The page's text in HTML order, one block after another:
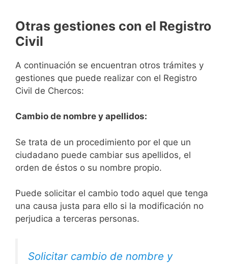
Otras gestiones con el Registro
Civil
A continuación se encuentran otros trámites y
gestiones que puede realizar con el Registro
Civil de Chercos:
Cambio de nombre y apellidos:
Se trata de un procedimiento por el que un
ciudadano puede cambiar sus apellidos, el
orden de éstos o su nombre propio.
Puede solicitar el cambio todo aquel que tenga
una causa justa para ello si la modificación no
perjudica a terceras personas.
Solicitar cambio de nombre y